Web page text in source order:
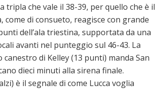
che vale il 38-39, per quello che è il
come di consueto, reagisce con grande
dell’ala triestina, supportata da una
avanti nel punteggio sul 46-43. La
di Kelley (13 punti) manda San
dieci minuti alla sirena finale.
è il segnale di come Lucca voglia